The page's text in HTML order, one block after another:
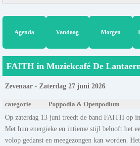
Agenda Vandaag Morgen
FAITH in Muziekcafé De
Zevenaar - Zaterdag 27 juni 2026
categorie Poppodia & Openpodium
Op zaterdag 13 juni treedt de band FAITH op
Met hun energieke en intieme stijl belooft het
volop gedanst en meegezongen kan worden.